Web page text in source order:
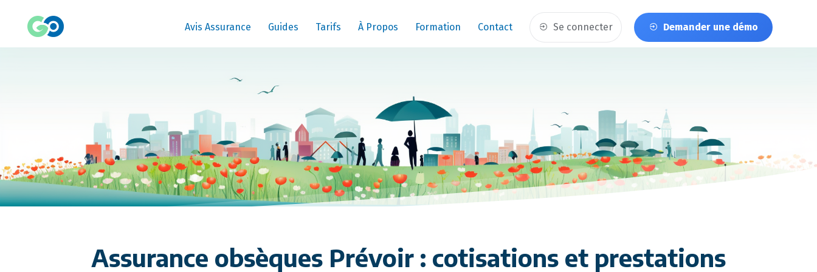
Avis Assurance Guides Tarifs À Propos Formation Contact Se connecter Demander une démo
Assurance obsèques Prévoir : cotisations et prestations